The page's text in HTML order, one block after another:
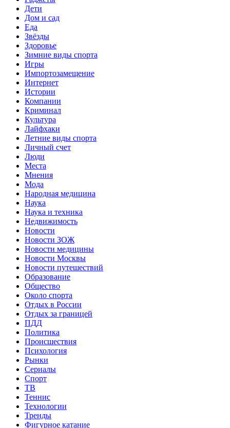
Дети
Дом и сад
Еда
Звёзды
Здоровье
Зимние виды спорта
Игры
Импортозамещение
Интернет
Истории
Компании
Криминал
Культура
Лайфхаки
Летние виды спорта
Личный счет
Люди
Места
Мнения
Мода
Народная медицина
Наука
Наука и техника
Недвижимость
Новости
Новости ЗОЖ
Новости медицины
Новости Москвы
Новости путешествий
Образование
Общество
Около спорта
Отдых в России
Отдых за границей
ПДД
Политика
Происшествия
Психология
Рынки
Сериалы
Спорт
ТВ
Теннис
Технологии
Тренды
Фигурное катание